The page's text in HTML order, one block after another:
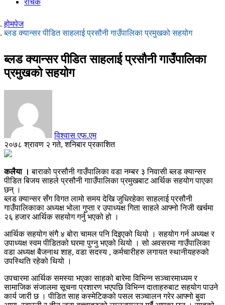
रोचक
होमपेज
ब्लड क्यान्सर पीडित साहलाई प्रसौनी गाउँपालिका प्रमुखको सहयोग
ब्लड क्यान्सर पीडित साहलाई प्रसौनी गाउँपालिका
प्रमुखको सहयोग
विश्वास एफ.एम
२०७८ श्रावण २ गते, शनिबार प्रकाशित
कलैया ।बाराको प्रसौनी गाउँपालिका वडा नम्बर ३ निवासी ब्लड क्यान्सर
पीडित बिजय साहले प्रसौनी गााउँपालिका प्रमुखबाट आर्थिक सहयोग पाएका
छन् ।
ब्लड क्यान्सर सँग विगत लामो समय देखि जुधिरहेका साहलाई प्रसौनी
गाउँपालिकाका अध्यक्ष भोला गुप्ता र उपाध्यक्ष गिता साहले आफ्नो निजी खर्चमा
२६ हजार आर्थिक सहयोग गर्नु भएको हो ।
आर्थिक सहयोग संगै ४ बोरा चामल पनि दिइएको थियो । सहयोग गर्न अध्यक्ष र
उपाध्यक्ष स्वम पीडितको घरमा पुग्नु भएको थियो । सो अवसरमा गाउँपालिका
वडा अध्यक्ष बैजनाथ शाह, वडा सदस्य , कर्मचारीहरु लगायत स्थानीयहरुको
उपस्थिति रहेको थियो ।
उपचारमा आर्थिक समस्या भएका साहको बारेमा विभिन्न सञ्चारमाध्यम र
सामाजिक संजालमा सूचना प्रशारण भएपछि विभिन्न दाताहरुबाट सहयोग पाउने
कार्य जारी छ । पीडित साह कस्मेटिकको पसल सञ्चालन गरेर आफ्नो बुवा